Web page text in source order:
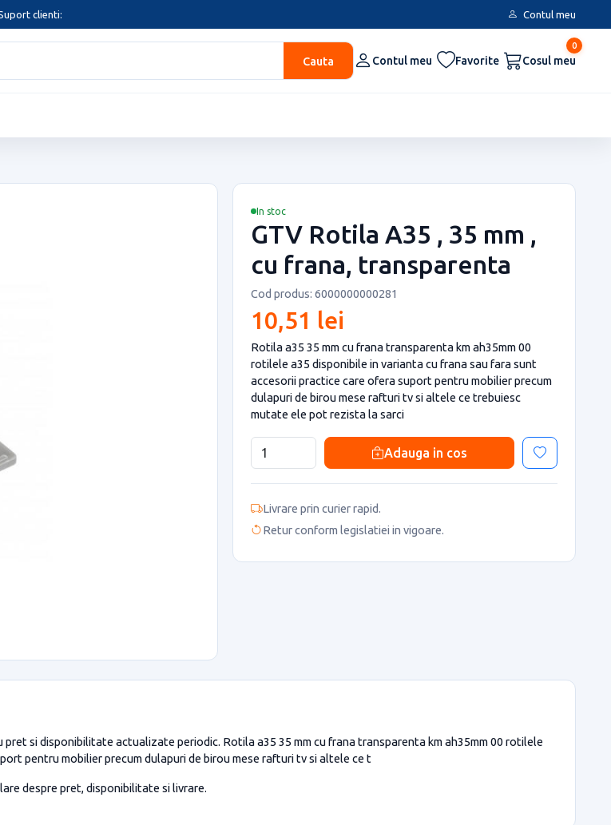
clienti: Contul meu
Cauta Contul meu Favorite
0
Cosul meu
In stoc
GTV Rotila A35 , 35 mm ,
cu frana, transparenta
Cod produs: 6000000000281
10,51 lei
Rotila a35 35 mm cu frana transparenta km ah35mm 00
rotilele a35 disponibile in varianta cu frana sau fara sunt
accesorii practice care ofera suport pentru mobilier precum
dulapuri de birou mese rafturi tv si altele ce trebuiesc
mutate ele pot rezista la sarci
Adauga in cos
Livrare prin curier rapid.
Retur conform legislatiei in vigoare.
si disponibilitate actualizate periodic. Rotila a35 35 mm cu frana transparenta km ah35mm 00 rotilele
pentru mobilier precum dulapuri de birou mese rafturi tv si altele ce t
despre pret, disponibilitate si livrare.